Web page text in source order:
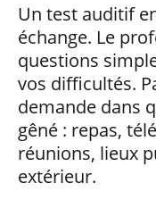
Un test auditif
échange. Le
questions
vos difficultés.
demande dans
gêné : repas,
réunions, lieux
extérieur.